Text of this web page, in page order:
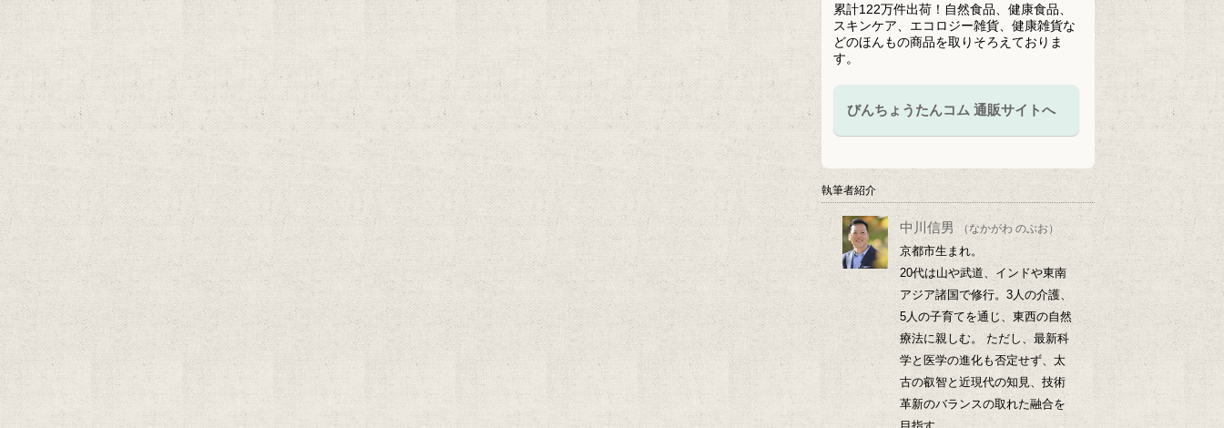
累計122万件出荷！自然食品、健康食品、
スキンケア、エコロジー雑貨、健康雑貨な
どのほんもの商品を取りそろえておりま
す。
びんちょうたんコム 通販サイトへ
執筆者紹介
中川信男 （なかがわ のぶお）
京都市生まれ。
20代は山や武道、インドや東南
アジア諸国で修行。3人の介護、
5人の子育てを通じ、東西の自然
療法に親しむ。 ただし、最新科
学と医学の進化も否定せず、太
古の叡智と近現代の知見、技術
革新のバランスの取れた融合を